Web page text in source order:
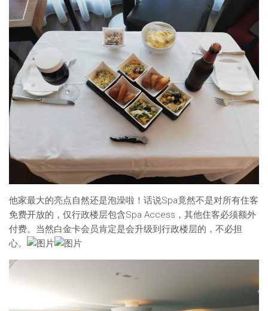
他家最大的亮点自然还是泡澡啦！话说Spa竟然不是对所有住客
免费开放的，仅行政楼层包含Spa Access，其他住客必须额外
付费。当然白金卡会员肯定是会升级到行政楼层的，不必担
心。